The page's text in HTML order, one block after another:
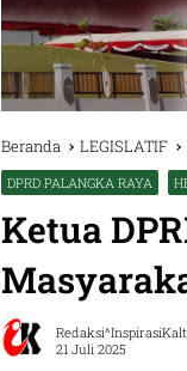
Beranda LEGISLATIF
DPRD PALANGKA RAYA
Ketua
21 Juli 2025